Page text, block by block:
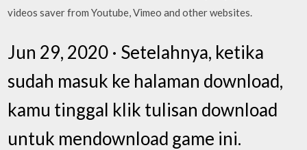
videos saver from Youtube, Vimeo and other websites.
Jun 29, 2020 · Setelahnya, ketika
sudah masuk ke halaman download,
kamu tinggal klik tulisan download
untuk mendownload game ini.